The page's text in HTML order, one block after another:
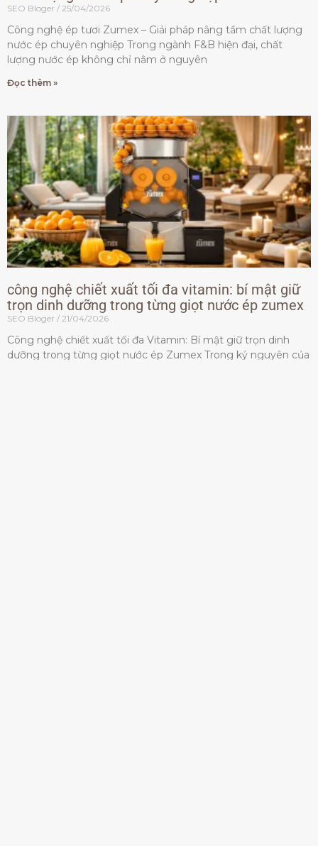
SEO Bloger 25/04/2026
Công nghệ ép tươi Zumex – Giải pháp nâng tầm chất lượng
nước ép chuyên nghiệp Trong ngành F&B hiện đại, chất
lượng nước ép không chỉ nằm ở nguyên
Đọc thêm »
công nghệ chiết xuất tối đa vitamin: bí mật giữ
trọn dinh dưỡng trong từng giọt nước ép zumex
SEO Bloger 21/04/2026
Công nghệ chiết xuất tối đa Vitamin: Bí mật giữ trọn dinh
dưỡng trong từng giọt nước ép Zumex Trong kỷ nguyên của